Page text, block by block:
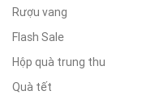
Rượu vang
Flash Sale
Hộp quà trung thu
Quà tết